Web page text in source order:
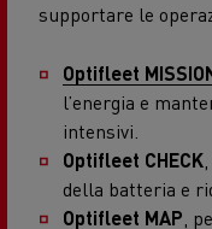
supportare le
Optifleet
l’energia e
intensivi.
Optifleet CHECK
della batteria e
Optifleet MAP,